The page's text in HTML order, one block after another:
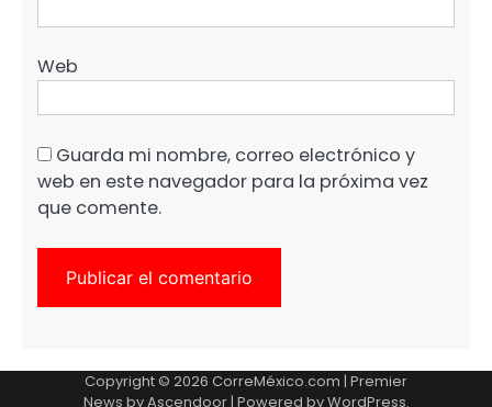
Web
Guarda mi nombre, correo electrónico y
web en este navegador para la próxima vez
que comente.
Copyright © 2026 CorreMéxico.com | Premier
News byAscendoor| Powered byWordPress.